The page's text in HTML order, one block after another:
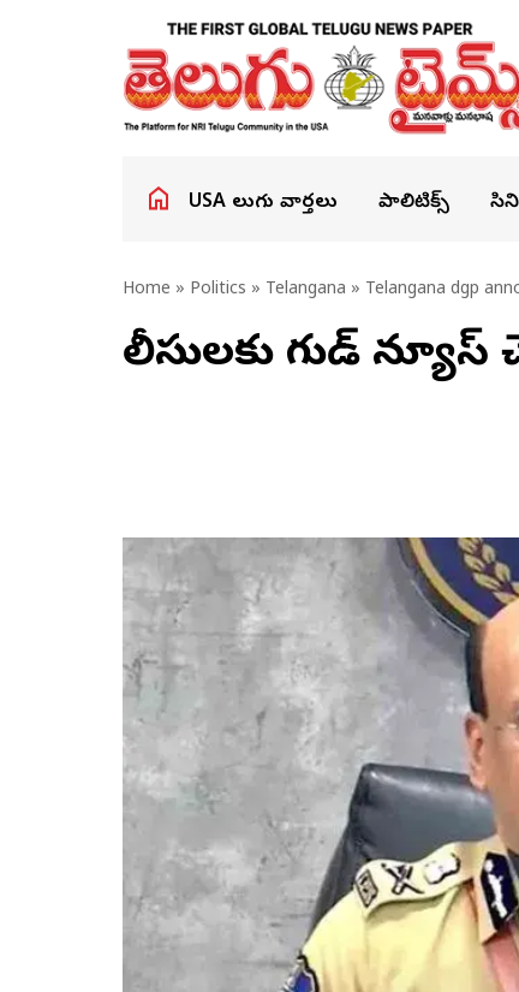
USA తెలుగు వార్తలు పాలిటిక్స్
Home » Politics » Telangana » Telangana dgp
పోలీసులకు గుడ్